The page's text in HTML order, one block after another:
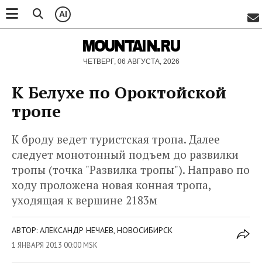
AI
MOUNTAIN.RU
ЧЕТВЕРГ, 06 АВГУСТА, 2026
К Белухе по Ороктойской
тропе
К броду ведет туристская тропа. Далее
следует монотонный подъем до развилки
тропы (точка "Развилка тропы"). Направо по
ходу проложена новая конная тропа,
уходящая к вершине 2183м
АВТОР: АЛЕКСАНДР НЕЧАЕВ, НОВОСИБИРСК
1 ЯНВАРЯ 2013 00:00 MSK